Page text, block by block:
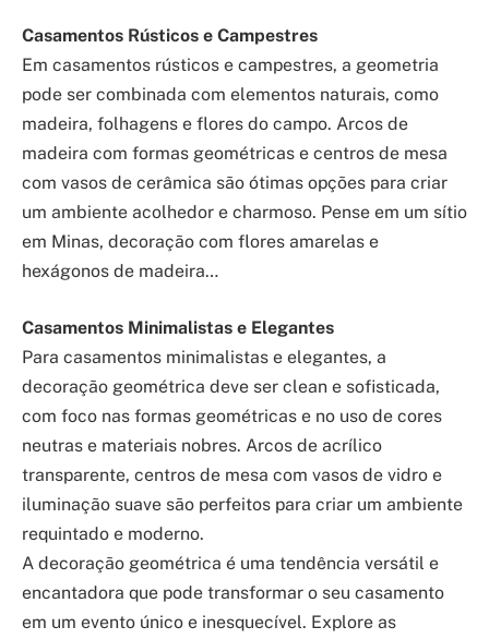
Casamentos Rústicos e Campestres
Em casamentos rústicos e campestres, a geometria
pode ser combinada com elementos naturais, como
madeira, folhagens e flores do campo. Arcos de
madeira com formas geométricas e centros de mesa
com vasos de cerâmica são ótimas opções para criar
um ambiente acolhedor e charmoso. Pense em um sítio
em Minas, decoração com flores amarelas e
hexágonos de madeira…
Casamentos Minimalistas e Elegantes
Para casamentos minimalistas e elegantes, a
decoração geométrica deve ser clean e sofisticada,
com foco nas formas geométricas e no uso de cores
neutras e materiais nobres. Arcos de acrílico
transparente, centros de mesa com vasos de vidro e
iluminação suave são perfeitos para criar um ambiente
requintado e moderno.
A decoração geométrica é uma tendência versátil e
encantadora que pode transformar o seu casamento
em um evento único e inesquecível. Explore as